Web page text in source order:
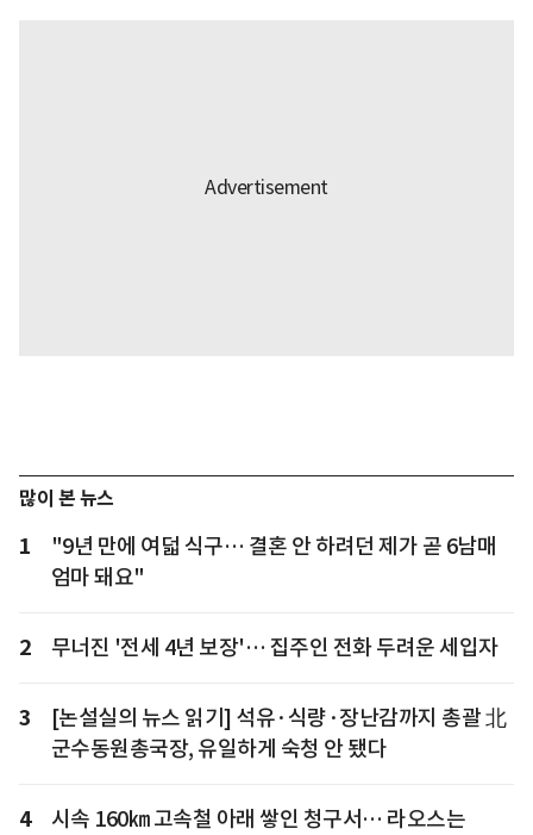
많이 본 뉴스
1
"9년 만에 여덟 식구… 결혼 안 하려던 제가 곧 6남매
엄마 돼요"
2 무너진 '전세 4년 보장'… 집주인 전화 두려운 세입자
3
[논설실의 뉴스 읽기] 석유·식량·장난감까지 총괄 北
군수동원총국장, 유일하게 숙청 안 됐다
4
시속 160㎞ 고속철 아래 쌓인 청구서… 라오스는